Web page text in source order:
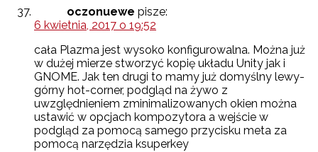
oczonuewe pisze:
6 kwietnia, 2017 o 19:52
cała Plazma jest wysoko konfigurowalna. Można już
w dużej mierze stworzyć kopię układu Unity jak i
GNOME. Jak ten drugi to mamy już domyślny lewy-
górny hot-corner, podgląd na żywo z
uwzględnieniem zminimalizowanych okien można
ustawić w opcjach kompozytora a wejście w
podgląd za pomocą samego przycisku meta za
pomocą narzędzia ksuperkey